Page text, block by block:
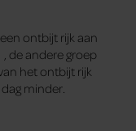
ontbijt rijk aan
, de andere groep
het ontbijt rijk
minder.